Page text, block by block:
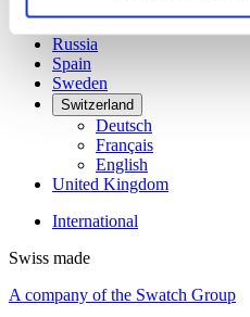
Russia
Spain
Sweden
Switzerland
Deutsch
Français
English
United Kingdom
International
Swiss made
A company of the Swatch Group